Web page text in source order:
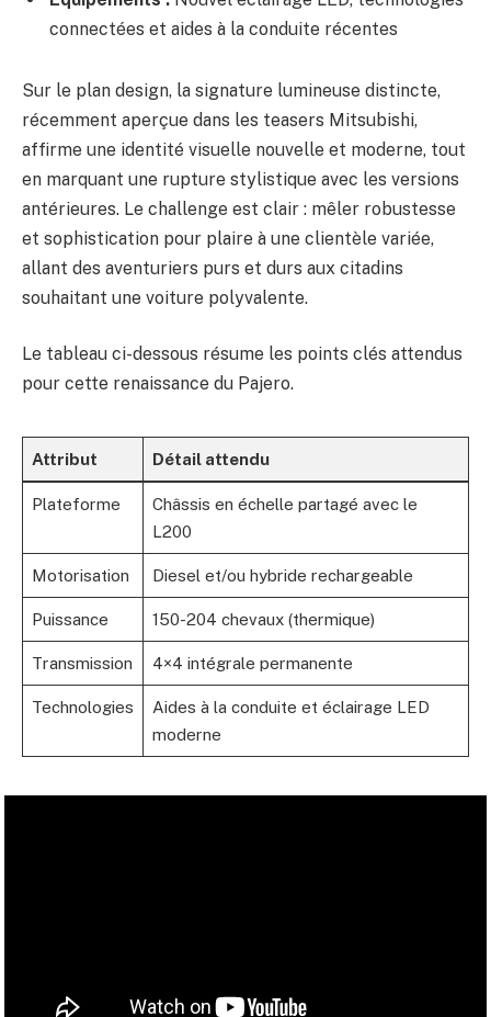
connectées et aides à la conduite récentes
Sur le plan design, la signature lumineuse distincte,
récemment aperçue dans les teasers Mitsubishi,
affirme une identité visuelle nouvelle et moderne, tout
en marquant une rupture stylistique avec les versions
antérieures. Le challenge est clair : mêler robustesse
et sophistication pour plaire à une clientèle variée,
allant des aventuriers purs et durs aux citadins
souhaitant une voiture polyvalente.
Le tableau ci-dessous résume les points clés attendus
pour cette renaissance du Pajero.
Attribut Détail attendu
Plateforme
Châssis en échelle partagé avec le
L200
Motorisation Diesel et/ou hybride rechargeable
Puissance 150-204 chevaux (thermique)
Transmission 4×4 intégrale permanente
Technologies
Aides à la conduite et éclairage LED
moderne